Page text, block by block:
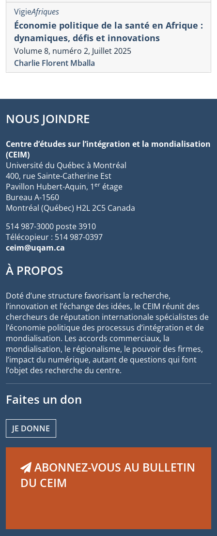
VigieAfriques
Économie politique de la santé en Afrique :
dynamiques, défis et innovations
Volume 8, numéro 2, Juillet 2025
Charlie Florent Mballa
NOUS JOINDRE
Centre d’études sur l’intégration et la mondialisation
(CEIM)
Université du Québec à Montréal
400, rue Sainte-Catherine Est
Pavillon Hubert-Aquin, 1er étage
Bureau A-1560
Montréal (Québec) H2L 2C5 Canada
514 987-3000 poste 3910
Télécopieur : 514 987-0397
ceim@uqam.ca
À PROPOS
Doté d’une structure favorisant la recherche,
l’innovation et l’échange des idées, le CEIM réunit des
chercheurs de réputation internationale spécialistes de
l’économie politique des processus d’intégration et de
mondialisation. Les accords commerciaux, la
mondialisation, le régionalisme, le pouvoir des firmes,
l’impact du numérique, autant de questions qui font
l’objet des recherche du centre.
Faites un don
JE DONNE
ABONNEZ-VOUS AU BULLETIN
DU CEIM